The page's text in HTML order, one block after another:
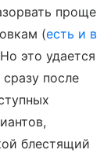
проще
(есть и в
это удается
после
блестящий